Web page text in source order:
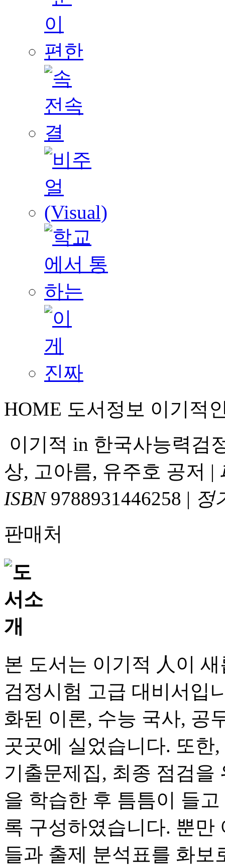
HOME 도서정보 이기적
이기적 in 한국사능력검
상, 고아름, 유주호 공저 |
ISBN9788931446258 | 정
판매처
본 도서는 이기적 人이
검정시험 고급 대비서입
화된 이론, 수능 국사, 공
곳곳에 실었습니다. 또한
기출문제집, 최종 점검을
을 학습한 후 틈틈이 들
록 구성하였습니다. 뿐만
들과 출제 분석표를 화보